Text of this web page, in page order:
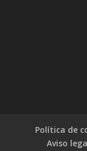
Política de
Aviso